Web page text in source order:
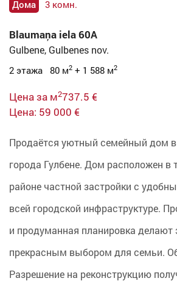
Дома 3 комн.
Blaumaņa iela 60A
Gulbene, Gulbenes nov.
2 этажа 80 м2 + 1 588 м2
Цена за м2737.5 €
Цена: 59 000 €
Продаётся уютный семейный дом
города Гулбене. Дом расположен в
районе частной застройки с
всей городской инфраструктуре.
и продуманная планировка делают
прекрасным выбором для семьи.
Разрешение на реконструкцию